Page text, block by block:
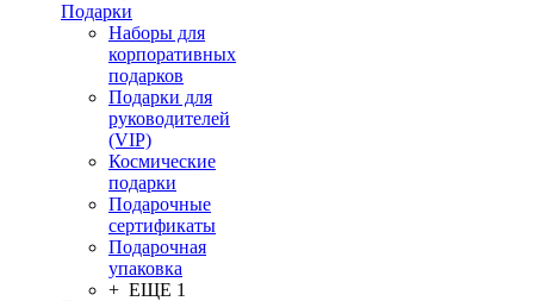
Подарки
Наборы для
корпоративных
подарков
Подарки для
руководителей
(VIP)
Космические
подарки
Подарочные
сертификаты
Подарочная
упаковка
+ ЕЩЕ 1